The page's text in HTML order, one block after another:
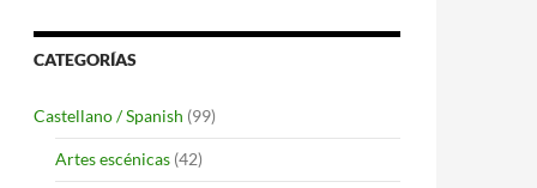
CATEGORÍAS
Castellano / Spanish (99)
Artes escénicas (42)